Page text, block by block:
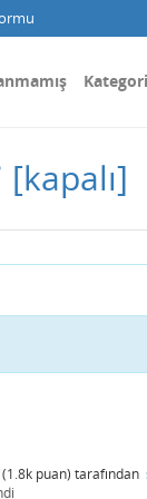
[kapalı]
(1.8k puan) tarafından